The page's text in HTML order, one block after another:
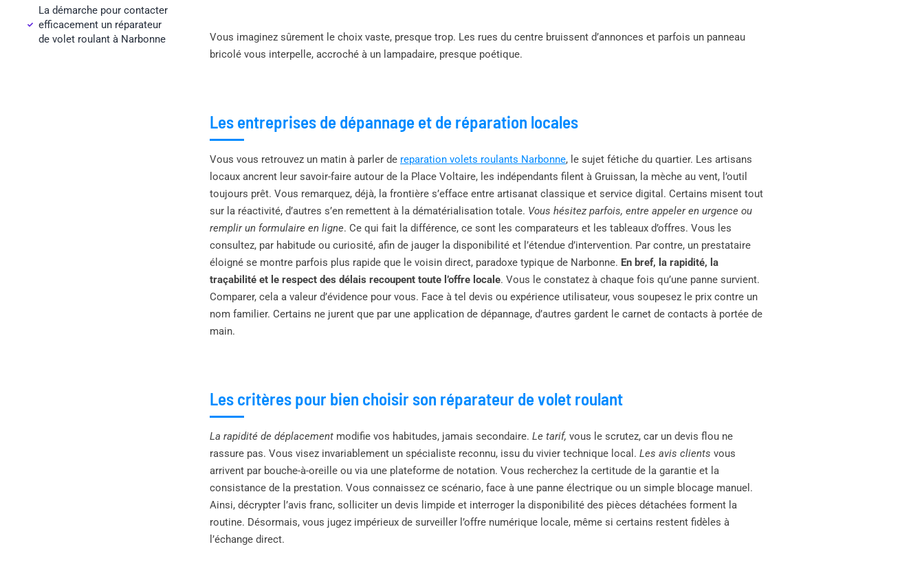
La démarche pour contacter
efficacement un réparateur
de volet roulant à Narbonne
Vous imaginez sûrement le choix vaste, presque trop. Les rues du centre bruissent d’annonces et parfois un panneau
bricolé vous interpelle, accroché à un lampadaire, presque poétique.
Les entreprises de dépannage et de réparation locales
Vous vous retrouvez un matin à parler de reparation volets roulants Narbonne, le sujet fétiche du quartier. Les artisans
locaux ancrent leur savoir-faire autour de la Place Voltaire, les indépendants filent à Gruissan, la mèche au vent, l’outil
toujours prêt. Vous remarquez, déjà, la frontière s’efface entre artisanat classique et service digital. Certains misent tout
sur la réactivité, d’autres s’en remettent à la dématérialisation totale. Vous hésitez parfois, entre appeler en urgence ou
remplir un formulaire en ligne. Ce qui fait la différence, ce sont les comparateurs et les tableaux d’offres. Vous les
consultez, par habitude ou curiosité, afin de jauger la disponibilité et l’étendue d’intervention. Par contre, un prestataire
éloigné se montre parfois plus rapide que le voisin direct, paradoxe typique de Narbonne. En bref, la rapidité, la
traçabilité et le respect des délais recoupent toute l’offre locale. Vous le constatez à chaque fois qu’une panne survient.
Comparer, cela a valeur d’évidence pour vous. Face à tel devis ou expérience utilisateur, vous soupesez le prix contre un
nom familier. Certains ne jurent que par une application de dépannage, d’autres gardent le carnet de contacts à portée de
main.
Les critères pour bien choisir son réparateur de volet roulant
La rapidité de déplacement modifie vos habitudes, jamais secondaire. Le tarif, vous le scrutez, car un devis flou ne
rassure pas. Vous visez invariablement un spécialiste reconnu, issu du vivier technique local. Les avis clients vous
arrivent par bouche-à-oreille ou via une plateforme de notation. Vous recherchez la certitude de la garantie et la
consistance de la prestation. Vous connaissez ce scénario, face à une panne électrique ou un simple blocage manuel.
Ainsi, décrypter l’avis franc, solliciter un devis limpide et interroger la disponibilité des pièces détachées forment la
routine. Désormais, vous jugez impérieux de surveiller l’offre numérique locale, même si certains restent fidèles à
l’échange direct.